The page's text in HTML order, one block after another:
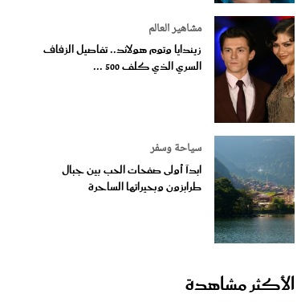
مشاهير العالم
زيندايا وتوم هولاند.. تفاصيل الزفاف
السري الذي كلف 500 ...
سياحة وسفر
ابدآ أولى صفحات الحب بين جبال
طرابزون وبحيراتها الساحرة
الأكثر مشاهدة